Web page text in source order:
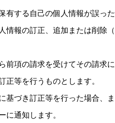
有する自己の個人情報が誤っ
情報の訂正、追加または削除
前項の請求を受けてその請求
正等を行うものとします。
基づき訂正等を行った場合、
に通知します。